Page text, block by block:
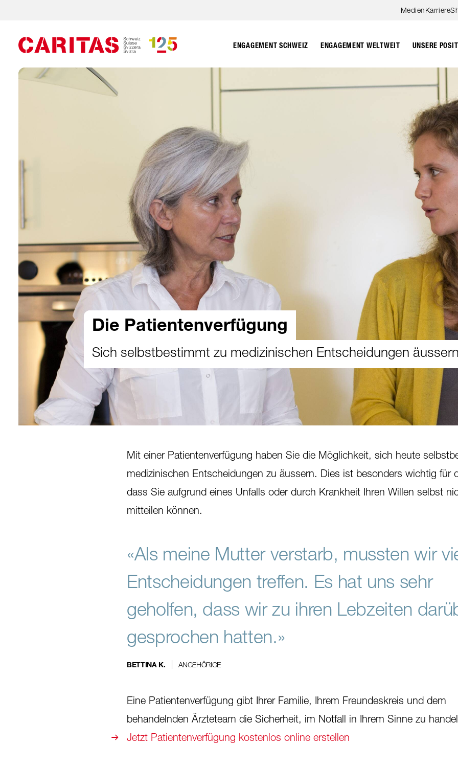
Zum Hauptinhalt springen
MedienKarriere
ENGAGEMENT SCHWEIZ ENGAGEMENT WELTWEIT UNSERE
Die Patientenverfügung
Sich selbstbestimmt zu medizinischen Entscheidungen
Mit einer Patientenverfügung haben Sie die Möglichkeit, sich heute
medizinischen Entscheidungen zu äussern. Dies ist besonders wichtig für
dass Sie aufgrund eines Unfalls oder durch Krankheit Ihren Willen selbst
mitteilen können.
«Als meine Mutter verstarb, mussten wir
Entscheidungen treffen. Es hat uns sehr
geholfen, dass wir zu ihren Lebzeiten
gesprochen hatten.»
BETTINA K. ANGEHÖRIGE
Eine Patientenverfügung gibt Ihrer Familie, Ihrem Freundeskreis und dem
behandelnden Ärzteteam die Sicherheit, im Notfall in Ihrem Sinne zu
Jetzt Patientenverfügung kostenlos online erstellen